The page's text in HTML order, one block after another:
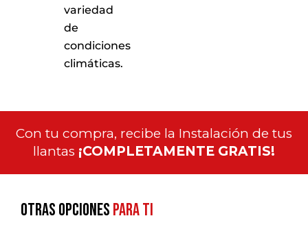
variedad
de
condiciones
climáticas.
Con tu compra, recibe la Instalación de tus
llantas ¡COMPLETAMENTE GRATIS!
Otras opcionespara ti